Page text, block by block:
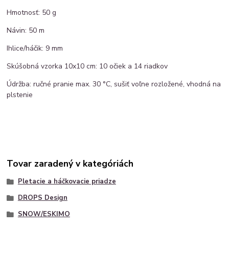
Hmotnosť: 50 g
Návin: 50 m
Ihlice/háčik: 9 mm
Skúšobná vzorka 10x10 cm: 10 očiek a 14 riadkov
Údržba: ručné pranie max. 30 °C, sušiť voľne rozložené, vhodná na
plstenie
Tovar zaradený v kategóriách
Pletacie a háčkovacie priadze
DROPS Design
SNOW/ESKIMO